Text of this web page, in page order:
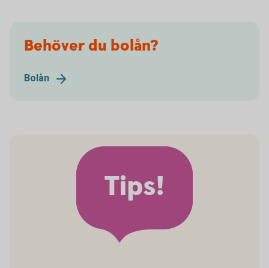
Behöver du bolån?
Bolån
Tips!